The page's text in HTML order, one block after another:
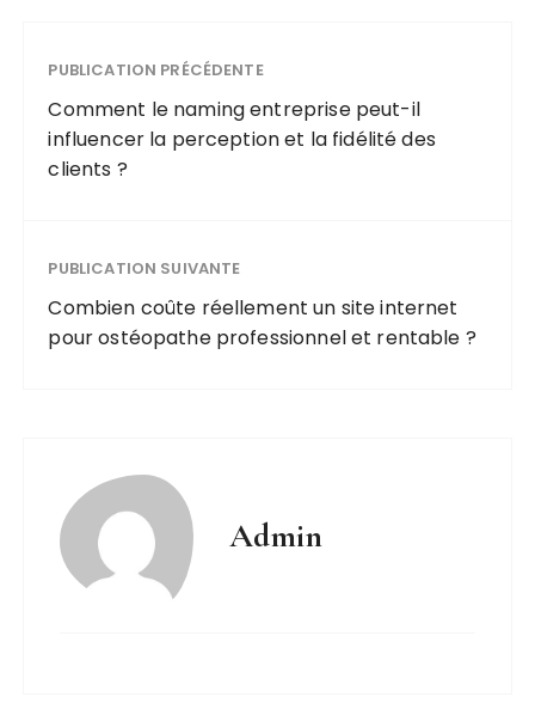
PUBLICATION PRÉCÉDENTE
Comment le naming entreprise peut-il
influencer la perception et la fidélité des
clients ?
PUBLICATION SUIVANTE
Combien coûte réellement un site internet
pour ostéopathe professionnel et rentable ?
Admin